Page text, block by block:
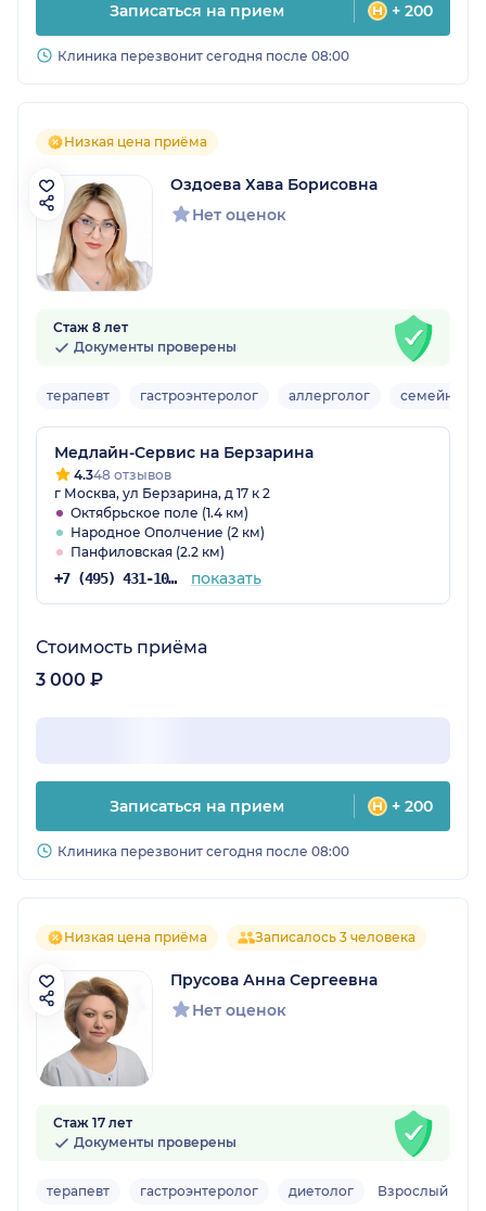
Записаться на прием + 200
Клиника перезвонит сегодня после 08:00
Низкая цена приёма
Оздоева Хава Борисовна
Нет оценок
Стаж 8 лет
Документы проверены
терапевт гастроэнтеролог аллерголог семейный
Медлайн-Сервис на Берзарина
4.348 отзывов
г Москва, ул Берзарина, д 17 к 2
Октябрьское поле (1.4 км)
Народное Ополчение (2 км)
Панфиловская (2.2 км)
+7 (495) 431-10-27 показать
Стоимость приёма
3 000 ₽
Записаться на прием + 200
Клиника перезвонит сегодня после 08:00
Низкая цена приёма Записалось 3 человека
Прусова Анна Сергеевна
Нет оценок
Стаж 17 лет
Документы проверены
терапевт гастроэнтеролог диетолог Взрослый